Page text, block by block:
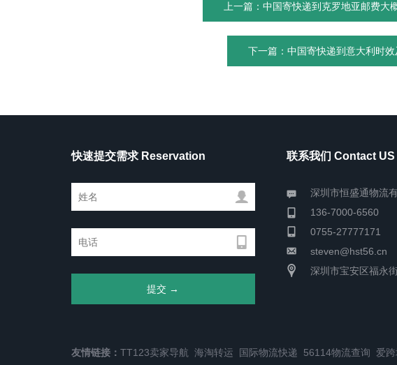
上一篇：中国寄快递到克罗地亚邮费大
下一篇：中国寄快递到意大利时
快速提交需求 Reservation 联系我们 Contact US
深圳市恒盛通物流
136-7000-6560
0755-27777171
steven@hst56.cn
深圳市宝安区福永
友情链接： TT123卖家导航 海淘转运 国际物流快递 56114物流查询 爱